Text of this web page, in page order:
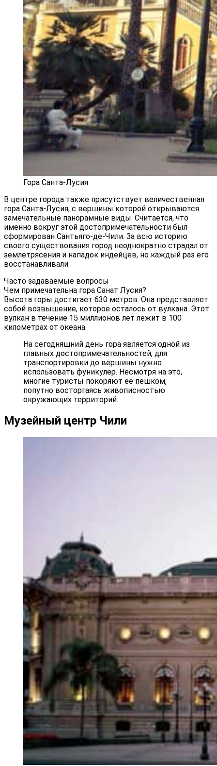
Гора Санта-Лусия
В центре города также присутствует величественная
гора Санта-Лусия, с вершины которой открываются
замечательные панорамные виды. Считается, что
именно вокруг этой достопримечательности был
сформирован Сантьяго-де-Чили. За всю историю
своего существования город неоднократно страдал от
землетрясения и нападок индейцев, но каждый раз его
восстанавливали.
Часто задаваемые вопросы
Чем примечательна гора Санат Лусия?
Высота горы достигает 630 метров. Она представляет
собой возвышение, которое осталось от вулкана. Этот
вулкан в течение 15 миллионов лет лежит в 100
километрах от океана.
На сегодняшний день гора является одной из
главных достопримечательностей, для
транспортировки до вершины нужно
использовать фуникулер. Несмотря на это,
многие туристы покоряют ее пешком,
попутно восторгаясь живописностью
окружающих территорий.
Музейный центр Чили